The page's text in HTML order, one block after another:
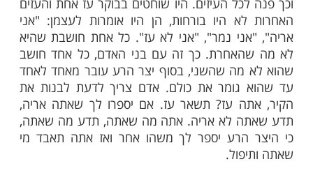
לעשות את הדברים בצורה חכמה. בצורה
שהיצר הרע הוא כל דבר. אדם חושב על
הגמרא אומרת שהלל הזקן היה אומר:
הכל כאן". אם אני יודע מי אני, ואני יודעת
עצמי, אז הכל כאן.
ולא מישהו אחר